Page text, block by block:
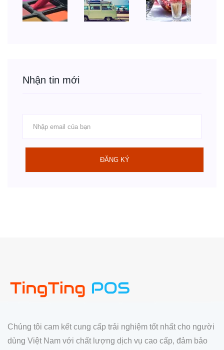
Nhận tin mới
ĐĂNG KÝ
Chúng tôi cam kết cung cấp trải nghiệm tốt nhất cho người
dùng Việt Nam với chất lượng dịch vụ cao cấp, đảm bảo